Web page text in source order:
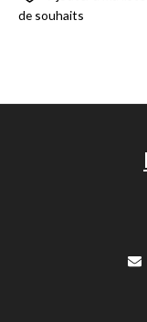
de souhaits